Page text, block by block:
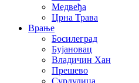
Медвеђа
Црна Трава
Врање
Босилеград
Бујановац
Владичин Хан
Прешево
Сурдулица